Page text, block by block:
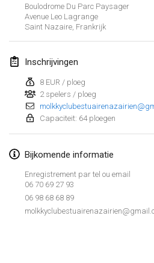
Boulodrome Du Parc Paysager
Avenue Leo Lagrange
Saint Nazaire, Frankrijk
Inschrijvingen
8 EUR / ploeg
2 spelers / ploeg
Capaciteit: 64 ploegen
Bijkomende informatie
Enregistrement par tel ou email
06 70 69 27 93
06 98 68 68 89
mei 2017
1 mei 2017
Rodamiento Cup
4 mei 2017|Tsjechië
5 mei 2017|Frankrijk
juni 2017
Fiv’Internationale Mölkky